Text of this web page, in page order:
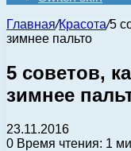
Главная/Красота/5
зимнее пальто
5 советов,
зимнее
23.11.2016
0 Время чтения: 1